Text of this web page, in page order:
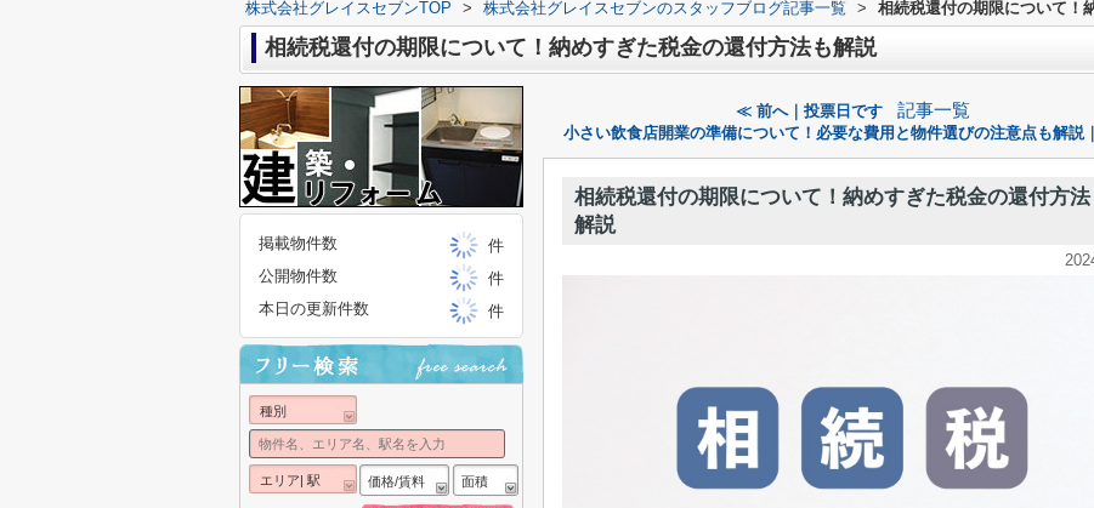
株式会社グレイスセブンTOP > 株式会社グレイスセブンのスタッフブログ記事一覧 > 相続税還付の期限について！
相続税還付の期限について！納めすぎた税金の還付方法も解説
≪ 前へ｜投票日です 記事一覧
小さい飲食店開業の準備について！必要な費用と物件選びの注意点も解
相続税還付の期限について！納めすぎた税金の還付方法
解説
掲載物件数
件
公開物件数
件
本日の更新件数
件
種別
エリア| 駅 価格/賃料 面積